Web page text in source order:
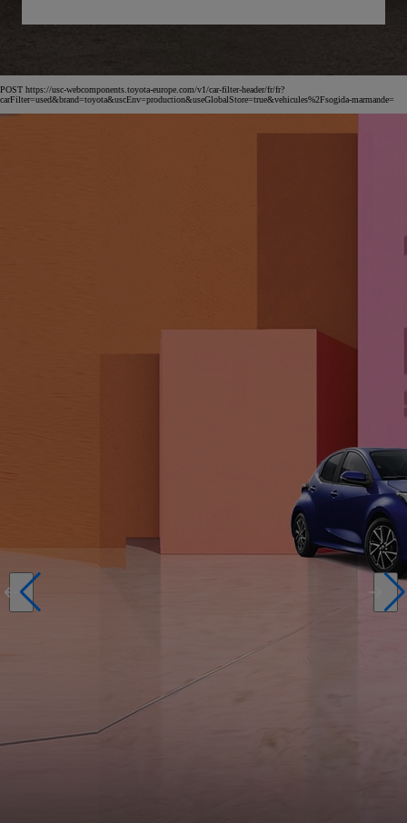
POST https://usc-webcomponents.toyota-europe.com/v1/car-filter-header/fr/fr?
carFilter=used&brand=toyota&uscEnv=production&useGlobalStore=true&vehicules%2Fsogida-marmande=